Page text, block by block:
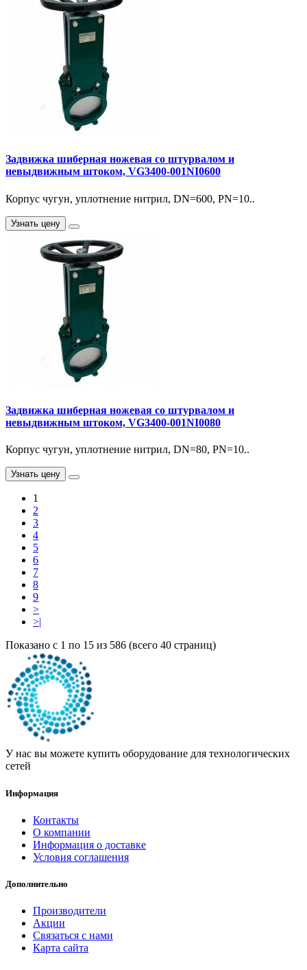
Задвижка шиберная ножевая со штурвалом и
невыдвижным штоком, VG3400-001NI0600
Корпус чугун, уплотнение нитрил, DN=600, PN=10..
Узнать цену
Задвижка шиберная ножевая со штурвалом и
невыдвижным штоком, VG3400-001NI0080
Корпус чугун, уплотнение нитрил, DN=80, PN=10..
Узнать цену
1
2
3
4
5
6
7
8
9
>
>|
Показано с 1 по 15 из 586 (всего 40 страниц)
У нас вы можете купить оборудование для технологических
сетей
Информация
Контакты
О компании
Информация о доставке
Условия соглашения
Дополнительно
Производители
Акции
Связаться с нами
Карта сайта